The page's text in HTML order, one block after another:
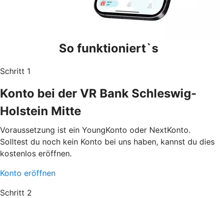
So funktioniert`s
Schritt 1
Konto bei der VR Bank Schleswig-
Holstein Mitte
Voraussetzung ist ein YoungKonto oder NextKonto.
Solltest du noch kein Konto bei uns haben, kannst du dies
kostenlos eröffnen.
Konto eröffnen
Schritt 2